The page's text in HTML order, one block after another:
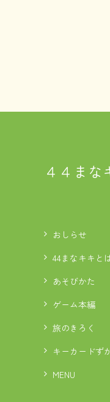
４４まな
おしらせ
44まなキキと
あそびかた
ゲーム本編
旅のきろく
キーカードず
MENU